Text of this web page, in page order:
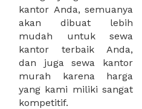
kompetitif.